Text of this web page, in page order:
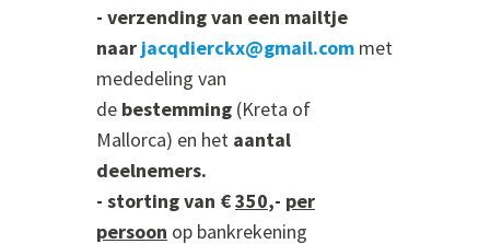
- verzending van een mailtje
naar jacqdierckx@gmail.com met
mededeling van
de bestemming (Kreta of
Mallorca) en het aantal
deelnemers.
- storting van €350,- per
persoon op bankrekening